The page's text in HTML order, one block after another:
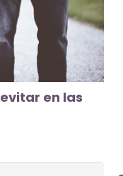
en las